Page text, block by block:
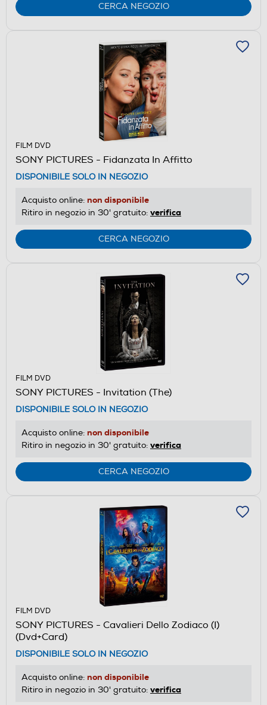
CERCA NEGOZIO
FILM DVD
SONY PICTURES - Fidanzata In Affitto
DISPONIBILE SOLO IN NEGOZIO
Acquisto online: non disponibile
Ritiro in negozio in 30' gratuito: verifica
CERCA NEGOZIO
FILM DVD
SONY PICTURES - Invitation (The)
DISPONIBILE SOLO IN NEGOZIO
Acquisto online: non disponibile
Ritiro in negozio in 30' gratuito: verifica
CERCA NEGOZIO
FILM DVD
SONY PICTURES - Cavalieri Dello Zodiaco (I)
(Dvd+Card)
DISPONIBILE SOLO IN NEGOZIO
Acquisto online: non disponibile
Ritiro in negozio in 30' gratuito: verifica